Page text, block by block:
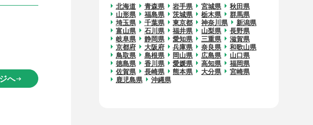
北海道 青森県 岩手県 宮城県
秋田県
山形県
福島県 茨城県 栃木県
群馬県
埼玉県
千葉県 東京都 神奈川県
新潟県
富山県
石川県 福井県 山梨県
長野県
岐阜県
静岡県 愛知県 三重県
滋賀県
京都府
大阪府 兵庫県 奈良県
和歌山県
鳥取県
島根県 岡山県 広島県
山口県
徳島県
香川県 愛媛県 高知県
福岡県
佐賀県
長崎県 熊本県 大分県
宮崎県
鹿児島県
沖縄県
へarrow_right_alt